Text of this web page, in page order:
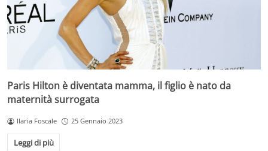
Paris Hilton è diventata mamma, il figlio è nato da
maternità surrogata
Ilaria Foscale 25 Gennaio 2023
Leggi di più